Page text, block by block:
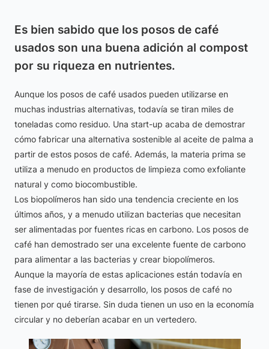
Es bien sabido que los posos de café
usados son una buena adición al compost
por su riqueza en nutrientes.
Aunque los posos de café usados pueden utilizarse en
muchas industrias alternativas, todavía se tiran miles de
toneladas como residuo. Una start-up acaba de demostrar
cómo fabricar una alternativa sostenible al aceite de palma a
partir de estos posos de café. Además, la materia prima se
utiliza a menudo en productos de limpieza como exfoliante
natural y como biocombustible.
Los biopolímeros han sido una tendencia creciente en los
últimos años, y a menudo utilizan bacterias que necesitan
ser alimentadas por fuentes ricas en carbono. Los posos de
café han demostrado ser una excelente fuente de carbono
para alimentar a las bacterias y crear biopolímeros.
Aunque la mayoría de estas aplicaciones están todavía en
fase de investigación y desarrollo, los posos de café no
tienen por qué tirarse. Sin duda tienen un uso en la economía
circular y no deberían acabar en un vertedero.